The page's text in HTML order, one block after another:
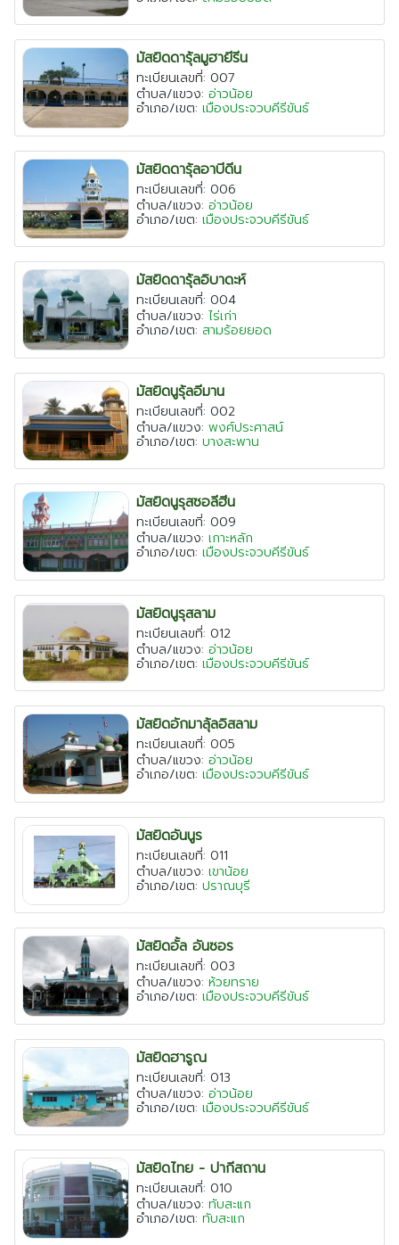
มัสยิดดารุ้ลมูฮายีรีน
ทะเบียนเลขที่: 007
ตำบล/แขวง: อ่าวน้อย
อำเภอ/เขต: เมืองประจวบคีรีขันธ์
มัสยิดดารุ้ลอาบีดีน
ทะเบียนเลขที่: 006
ตำบล/แขวง: อ่าวน้อย
อำเภอ/เขต: เมืองประจวบคีรีขันธ์
มัสยิดดารุ้ลอิบาดะห์
ทะเบียนเลขที่: 004
ตำบล/แขวง: ไร่เก่า
อำเภอ/เขต: สามร้อยยอด
มัสยิดนูรุ้ลอีมาน
ทะเบียนเลขที่: 002
ตำบล/แขวง: พงศ์ประศาสน์
อำเภอ/เขต: บางสะพาน
มัสยิดนูรุสซอลีฮีน
ทะเบียนเลขที่: 009
ตำบล/แขวง: เกาะหลัก
อำเภอ/เขต: เมืองประจวบคีรีขันธ์
มัสยิดนูรุสลาม
ทะเบียนเลขที่: 012
ตำบล/แขวง: อ่าวน้อย
อำเภอ/เขต: เมืองประจวบคีรีขันธ์
มัสยิดอักมาลุ้ลอิสลาม
ทะเบียนเลขที่: 005
ตำบล/แขวง: อ่าวน้อย
อำเภอ/เขต: เมืองประจวบคีรีขันธ์
มัสยิดอันนูร
ทะเบียนเลขที่: 011
ตำบล/แขวง: เขาน้อย
อำเภอ/เขต: ปราณบุรี
มัสยิดอั้ล อันซอร
ทะเบียนเลขที่: 003
ตำบล/แขวง: ห้วยทราย
อำเภอ/เขต: เมืองประจวบคีรีขันธ์
มัสยิดฮารูณ
ทะเบียนเลขที่: 013
ตำบล/แขวง: อ่าวน้อย
อำเภอ/เขต: เมืองประจวบคีรีขันธ์
มัสยิดไทย - ปากีสถาน
ทะเบียนเลขที่: 010
ตำบล/แขวง: ทับสะแก
อำเภอ/เขต: ทับสะแก